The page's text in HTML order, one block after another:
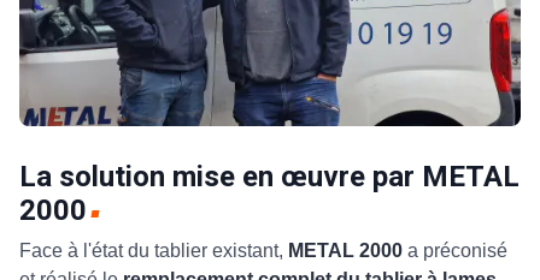
La solution mise en œuvre par METAL
2000
Face à l'état du tablier existant, METAL 2000 a préconisé